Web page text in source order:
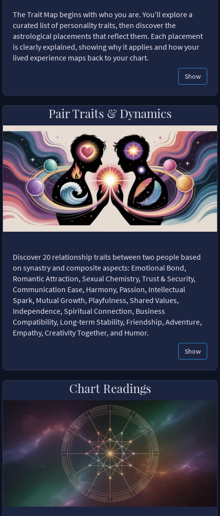
The Trait Map begins with who you are. You'll explore a
curated list of personality traits, then discover the
astrological placements that reflect them. Each placement
is clearly explained, showing why it applies and how your
lived experience maps back to your chart.
Show
Pair Traits & Dynamics
Discover 20 relationship traits between two people based
on synastry and composite aspects: Emotional Bond,
Romantic Attraction, Sexual Chemistry, Trust & Security,
Communication Ease, Harmony, Passion, Intellectual
Spark, Mutual Growth, Playfulness, Shared Values,
Independence, Spiritual Connection, Business
Compatibility, Long-term Stability, Friendship, Adventure,
Empathy, Creativity Together, and Humor.
Show
Chart Readings